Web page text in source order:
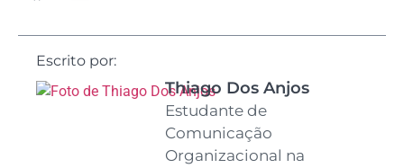
Escrito por:
Thiago Dos Anjos
Estudante de
Comunicação
Organizacional na